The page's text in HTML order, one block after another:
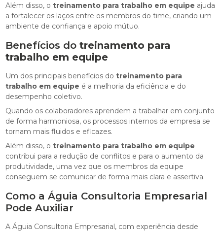
Além disso, otreinamento para trabalho em equipe ajuda
a fortalecer os laços entre os membros do time, criando um
ambiente de confiança e apoio mútuo.
Benefícios dotreinamento para
trabalho em equipe
Um dos principais benefícios dotreinamento para
trabalho em equipe é a melhoria da eficiência e do
desempenho coletivo.
Quando os colaboradores aprendem a trabalhar em conjunto
de forma harmoniosa, os processos internos da empresa se
tornam mais fluidos e eficazes.
Além disso, otreinamento para trabalho em equipe
contribui para a redução de conflitos e para o aumento da
produtividade, uma vez que os membros da equipe
conseguem se comunicar de forma mais clara e assertiva.
Como a Águia Consultoria Empresarial
Pode Auxiliar
A Águia Consultoria Empresarial, com experiência desde